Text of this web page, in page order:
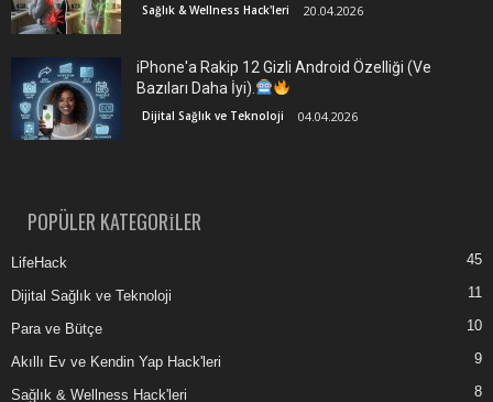
Sağlık & Wellness Hack'leri 20.04.2026
iPhone'a Rakip 12 Gizli Android Özelliği (Ve
Bazıları Daha İyi).
Dijital Sağlık ve Teknoloji 04.04.2026
POPÜLER KATEGORİLER
LifeHack 45
Dijital Sağlık ve Teknoloji 11
Para ve Bütçe 10
Akıllı Ev ve Kendin Yap Hack'leri 9
Sağlık & Wellness Hack'leri 8